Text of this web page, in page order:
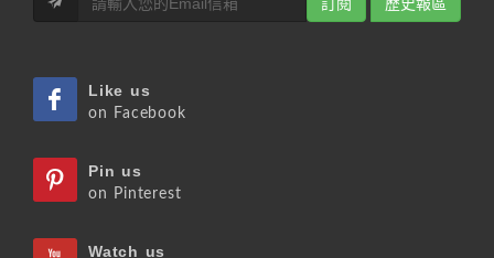
Like us
on Facebook
Pin us
on Pinterest
Watch us